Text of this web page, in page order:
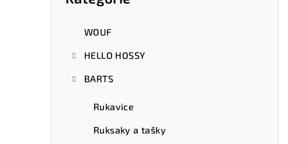
kategórie
WOUF
HELLO HOSSY
BARTS
Rukavice
Ruksaky a tašky